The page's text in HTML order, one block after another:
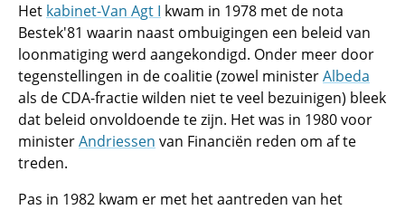
Het kabinet-Van Agt I kwam in 1978 met de nota
Bestek'81 waarin naast ombuigingen een beleid van
loonmatiging werd aangekondigd. Onder meer door
tegenstellingen in de coalitie (zowel ministerAlbeda
als de CDA-fractie wilden niet te veel bezuinigen) bleek
dat beleid onvoldoende te zijn. Het was in 1980 voor
ministerAndriessen van Financiën reden om af te
treden.
Pas in 1982 kwam er met het aantreden van het